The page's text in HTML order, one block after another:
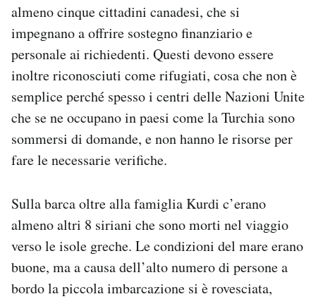
almeno cinque cittadini canadesi, che si
impegnano a offrire sostegno finanziario e
personale ai richiedenti. Questi devono essere
inoltre riconosciuti come rifugiati, cosa che non è
semplice perché spesso i centri delle Nazioni Unite
che se ne occupano in paesi come la Turchia sono
sommersi di domande, e non hanno le risorse per
fare le necessarie verifiche.
Sulla barca oltre alla famiglia Kurdi c’erano
almeno altri 8 siriani che sono morti nel viaggio
verso le isole greche. Le condizioni del mare erano
buone, ma a causa dell’alto numero di persone a
bordo la piccola imbarcazione si è rovesciata,